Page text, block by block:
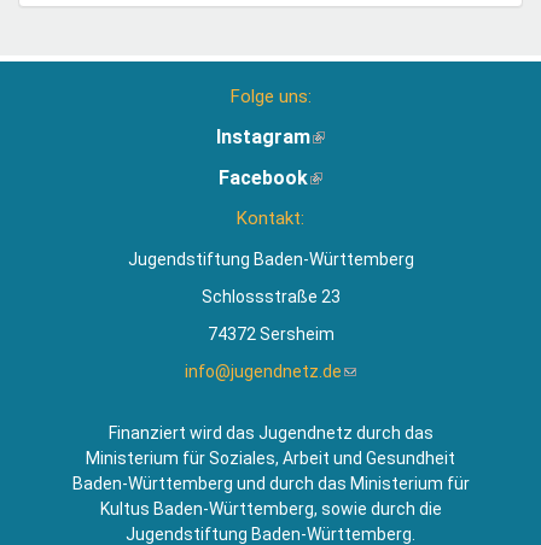
Folge uns:
Instagram(Link
extern)
Facebook(Link
Kontakt:
Jugendstiftung Baden-Württemberg
Schlossstraße 23
74372 Sersheim
info@jugendnetz.de(Link
Mail)
Finanziert wird das Jugendnetz durch das
Ministerium für Soziales, Arbeit und Gesundheit
Baden-Württemberg und durch das Ministerium für
Kultus Baden-Württemberg, sowie durch die
Jugendstiftung Baden-Württemberg.